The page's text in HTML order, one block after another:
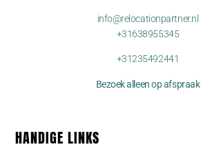
info@relocationpartner.nl
+31638955345
+31235492441
Bezoek alleen op afspraak
HANDIGE LINKS